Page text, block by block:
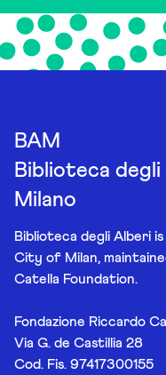
BAM
Biblioteca
Milano
Biblioteca degli Alberi
City of Milan,
Catella Foundation.
Fondazione Riccardo
Via G. de Castillia 28
Cod. Fis. 97417300155